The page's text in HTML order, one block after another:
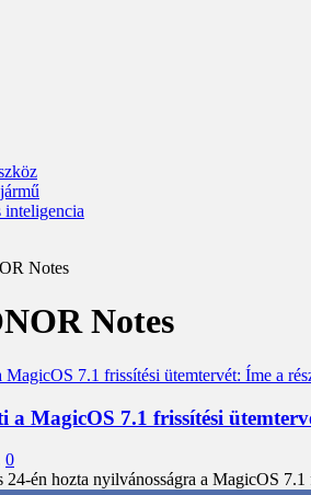
inteligencia
Notes
Notes
a MagicOS 7.1 frissítési
0
én hozta nyilvánosságra a MagicOS